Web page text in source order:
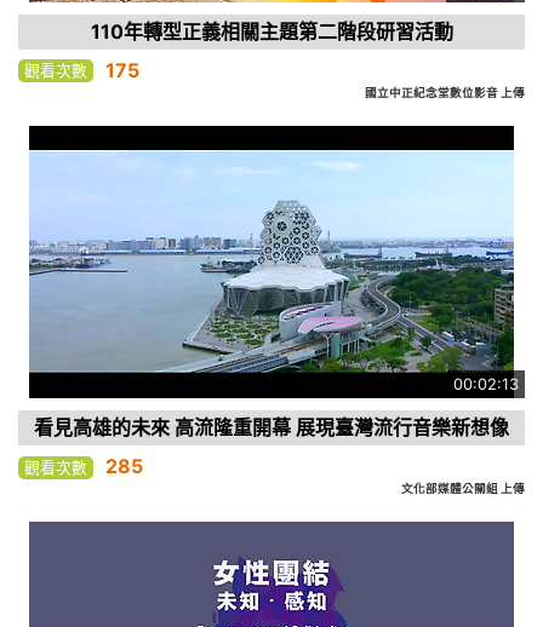
110年轉型正義相關主題第二階段研習活動
觀看次數 175
國立中正紀念堂數位影音 上傳
00:02:13
看見高雄的未來 高流隆重開幕 展現臺灣流行音樂新想像
觀看次數 285
文化部媒體公關組 上傳